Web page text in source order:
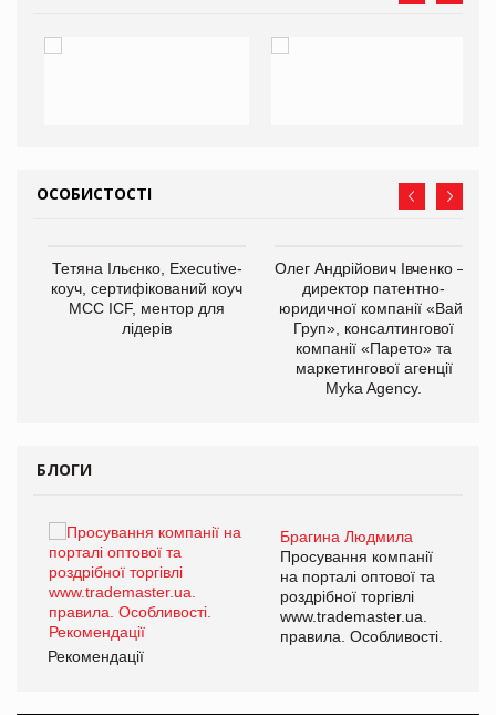
ОСОБИСТОСТІ
Тетяна Ільєнко, Executive-
коуч, сертифікований коуч
МСС ICF, ментор для
лідерів
Олег Андрійович Івченко —
директор патентно-
юридичної компанії «Вайз
Груп», консалтингової
компанії «Парето» та
маркетингової агенції
Myka Agency.
БЛОГИ
Брагина Людмила
Просування компанії
на порталі оптової та
роздрібної торгівлі
www.trademaster.ua.
правила. Особливості.
Рекомендації